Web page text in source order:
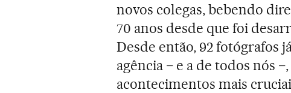
novos colegas, bebendo
70 anos desde que foi
Desde então, 92 fotógrafos
agência − e a de todos nós
acontecimentos mais